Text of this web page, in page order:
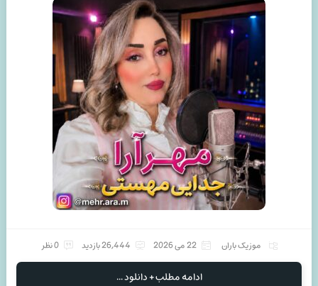
موزیک باران 22 می 2026 26,444 بازدید 0 نظر
ادامه مطلب + دانلود ...